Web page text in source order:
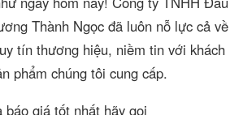
Thành Ngọc đã luôn nỗ lực cả về
tín thương hiệu, niềm tin với khách
phẩm chúng tôi cung cấp.
giá tốt nhất hãy gọi